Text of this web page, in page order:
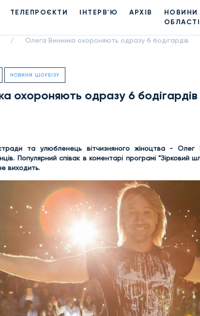
ТЕЛЕПРОЄКТИ ІНТЕРВ'Ю АРХІВ
НОВИНИ
ОБЛАСТІ
/ Олега Винника охороняють одразу 6 бодігардів
НОВИНИ ШОУБІЗУ
охороняють одразу 6 бодігардів
та улюбленець вітчизняного жіноцтва -
Популярний співак в коментарі програмі "Зірковий
виходить.